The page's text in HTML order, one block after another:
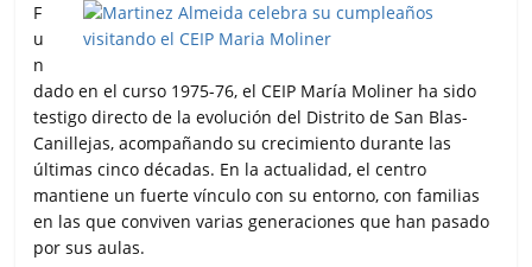
F
u
n
dado en el curso 1975-76, el CEIP María Moliner ha sido
testigo directo de la evolución del Distrito de San Blas-
Canillejas, acompañando su crecimiento durante las
últimas cinco décadas. En la actualidad, el centro
mantiene un fuerte vínculo con su entorno, con familias
en las que conviven varias generaciones que han pasado
por sus aulas.